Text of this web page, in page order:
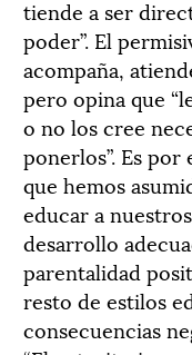
tiende a ser
poder”. El
acompaña,
pero opina que
o no los cree
ponerlos”. Es
que hemos
educar a
desarrollo
parentalidad
resto de estilos
consecuencias